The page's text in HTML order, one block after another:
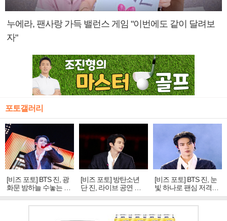
누에라, 팬사랑 가득 밸런스 게임 "이번에도 같이 달려보
자"
포토갤러리
[비즈 포토] BTS 진, 광
화문 밤하늘 수놓는 '비
주얼 킹'의 열창
[비즈 포토] 방탄소년
단 진, 라이브 공연 중
빛나는 독보적 아우라
[비즈 포토] BTS 진, 눈
빛 하나로 팬심 저격…
독보적 카리스마